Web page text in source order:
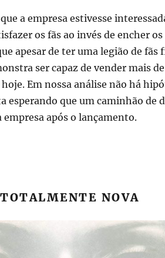
a empresa estivesse
os fãs ao invés de encher os
apesar de ter uma legião de fãs
ser capaz de vender mais
Em nossa análise não há
esperando que um caminhão de
após o lançamento.
NOVA